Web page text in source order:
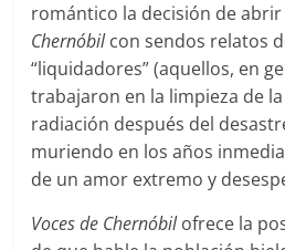
romántico la decisión de
Chernóbilcon sendos relatos
“liquidadores” (aquellos, en
trabajaron en la limpieza de
radiación después del
muriendo en los años
de un amor extremo y
Voces de Chernóbilofrece la